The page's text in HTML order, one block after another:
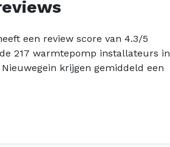
een review score van 4.3/5
217 warmtepomp installateurs in
krijgen gemiddeld een